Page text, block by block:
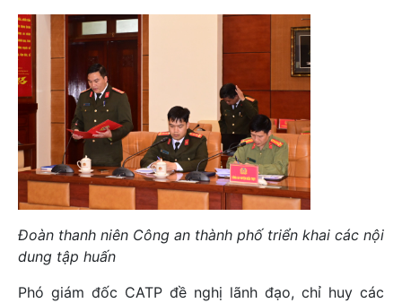
Đoàn thanh niên Công an thành phố triển khai các nội
dung tập huấn
Phó giám đốc CATP đề nghị lãnh đạo, chỉ huy các